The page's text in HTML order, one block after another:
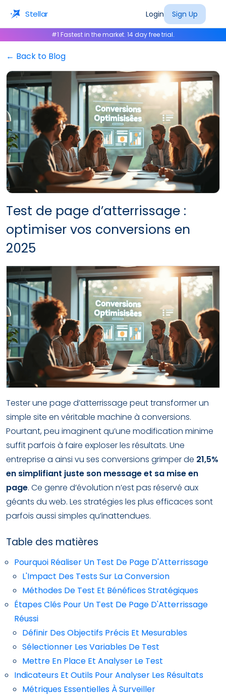
Stellar Login Sign Up
#1 Fastest in the market. 14 day free trial.
← Back to Blog
Test de page d’atterrissage :
optimiser vos conversions en
2025
Tester une page d’atterrissage peut transformer un
simple site en véritable machine à conversions.
Pourtant, peu imaginent qu’une modification minime
suffit parfois à faire exploser les résultats. Une
entreprise a ainsi vu ses conversions grimper de 21,5%
en simplifiant juste son message et sa mise en
page. Ce genre d’évolution n’est pas réservé aux
géants du web. Les stratégies les plus efficaces sont
parfois aussi simples qu’inattendues.
Table des matières
Pourquoi Réaliser Un Test De Page D'Atterrissage
L'Impact Des Tests Sur La Conversion
Méthodes De Test Et Bénéfices Stratégiques
Étapes Clés Pour Un Test De Page D'Atterrissage
Réussi
Définir Des Objectifs Précis Et Mesurables
Sélectionner Les Variables De Test
Mettre En Place Et Analyser Le Test
Indicateurs Et Outils Pour Analyser Les Résultats
Métriques Essentielles À Surveiller